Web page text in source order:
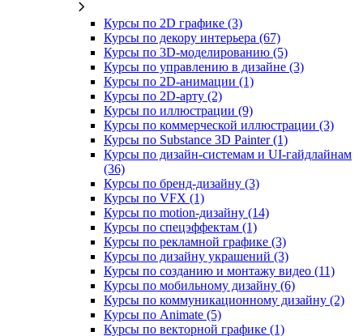
Курсы по 2D графике (3)
Курсы по декору интерьера (67)
Курсы по 3D‑моделированию (5)
Курсы по управлению в дизайне (3)
Курсы по 2D‑анимации (1)
Курсы по 2D‑арту (2)
Курсы по иллюстрации (9)
Курсы по коммерческой иллюстрации (3)
Курсы по Substance 3D Painter (1)
Курсы по дизайн-системам и UI-гайдлайнам
(36)
Курсы по бренд‑дизайну (3)
Курсы по VFX (1)
Курсы по motion-дизайну (14)
Курсы по спецэффектам (1)
Курсы по рекламной графике (3)
Курсы по дизайну украшений (3)
Курсы по созданию и монтажу видео (11)
Курсы по мобильному дизайну (6)
Курсы по коммуникационному дизайну (2)
Курсы по Animate (5)
Курсы по векторной графике (1)